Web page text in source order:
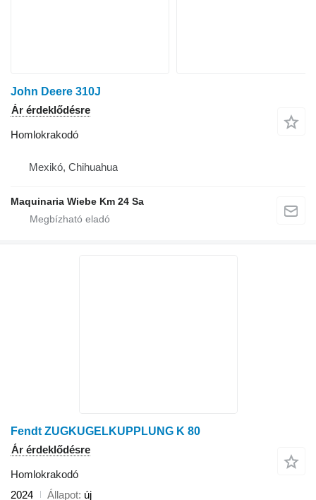
John Deere 310J
Ár érdeklődésre
Homlokrakodó
Mexikó, Chihuahua
Maquinaria Wiebe Km 24 Sa
Fendt ZUGKUGELKUPPLUNG K 80
Ár érdeklődésre
Homlokrakodó
2024
Állapot új